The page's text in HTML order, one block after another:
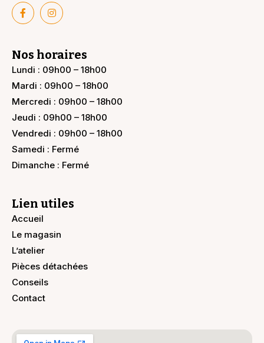
Nos horaires
Lundi : 09h00 – 18h00
Mardi : 09h00 – 18h00
Mercredi : 09h00 – 18h00
Jeudi : 09h00 – 18h00
Vendredi : 09h00 – 18h00
Samedi : Fermé
Dimanche : Fermé
Lien utiles
Accueil
Le magasin
L’atelier
Pièces détachées
Conseils
Contact